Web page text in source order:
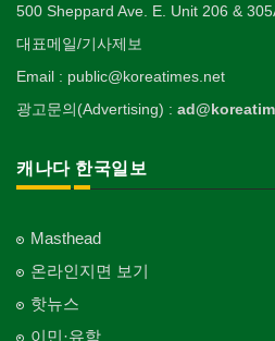
500 Sheppard Ave. E. Unit 206 &
대표메일/기사제보
Email : public@koreatimes.net
광고문의(Advertising) :
캐나다 한국일보
Masthead
온라인지면 보기
핫뉴스
이민·유학